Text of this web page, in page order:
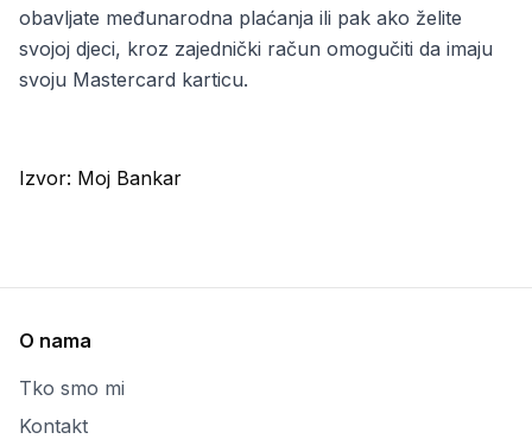
obavljate međunarodna plaćanja ili pak ako želite
svojoj djeci, kroz zajednički račun omogučiti da imaju
svoju Mastercard karticu.
Izvor: Moj Bankar
O nama
Tko smo mi
Kontakt